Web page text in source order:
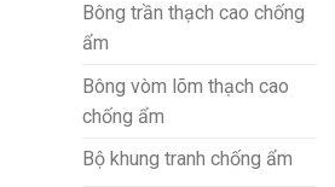
Bông trần thạch cao chống
ẩm
Bông vòm lõm thạch cao
chống ẩm
Bộ khung tranh chống ẩm